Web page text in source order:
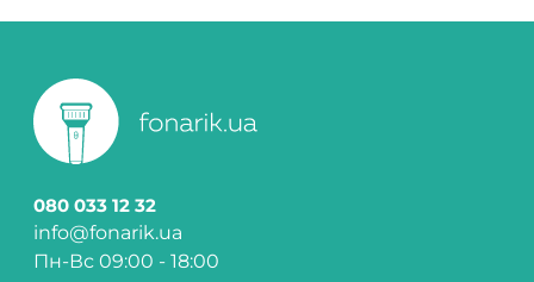
080 033 12 32
info@fonarik.ua
Пн-Вс 09:00 - 18:00